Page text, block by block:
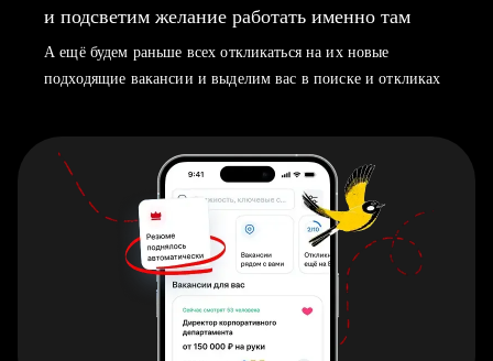
и подсветим желание работать именно там
А ещё будем раньше всех откликаться на их новые
подходящие вакансии и выделим вас в поиске и откликах